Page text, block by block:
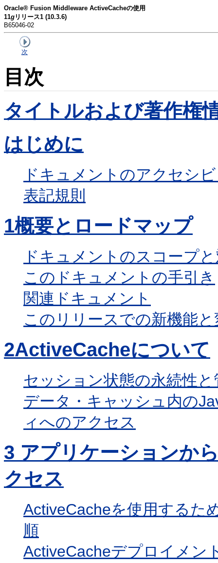
Oracle® Fusion Middleware ActiveCacheの使用
11g リリース1 (10.3.6)
B65046-02
次
目次
タイトルおよび著作権
はじめに
ドキュメントのアクセシ
表記規則
1概要とロードマップ
ドキュメントのスコープ
このドキュメントの手引き
関連ドキュメント
このリリースでの新機能と
2ActiveCacheについて
セッション状態の永続性
データ・キャッシュ内の
ィへのアクセス
3 アプリケーションか
クセス
ActiveCacheを使用するた
順
ActiveCacheデプロイメン